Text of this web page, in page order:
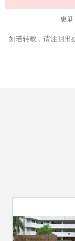
更
如若转载，请注明出